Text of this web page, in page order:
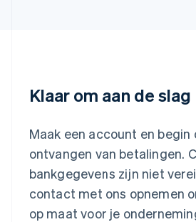
Klaar om aan de
Maak een account en
ontvangen van betalingen.
bankgegevens zijn niet
contact met ons opnemen
op maat voor je
Luxemburg
Maleisië
Malta
English
Mexico
Nederland